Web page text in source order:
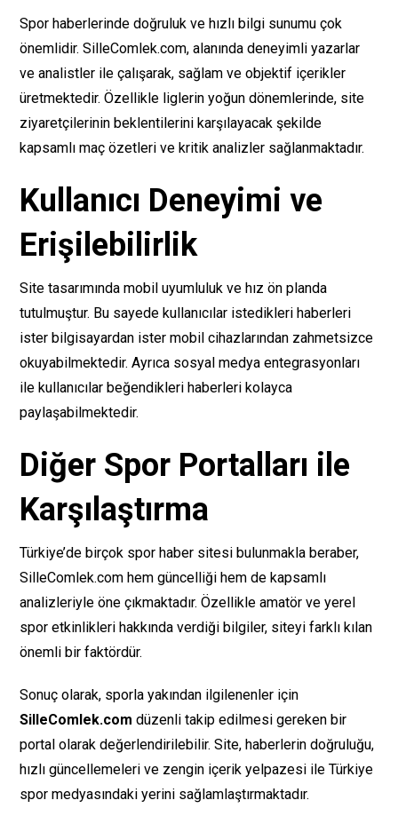
Spor haberlerinde doğruluk ve hızlı bilgi sunumu çok
önemlidir. SilleComlek.com, alanında deneyimli yazarlar
ve analistler ile çalışarak, sağlam ve objektif içerikler
üretmektedir. Özellikle liglerin yoğun dönemlerinde, site
ziyaretçilerinin beklentilerini karşılayacak şekilde
kapsamlı maç özetleri ve kritik analizler sağlanmaktadır.
Kullanıcı Deneyimi ve
Erişilebilirlik
Site tasarımında mobil uyumluluk ve hız ön planda
tutulmuştur. Bu sayede kullanıcılar istedikleri haberleri
ister bilgisayardan ister mobil cihazlarından zahmetsizce
okuyabilmektedir. Ayrıca sosyal medya entegrasyonları
ile kullanıcılar beğendikleri haberleri kolayca
paylaşabilmektedir.
Diğer Spor Portalları ile
Karşılaştırma
Türkiye’de birçok spor haber sitesi bulunmakla beraber,
SilleComlek.com hem güncelliği hem de kapsamlı
analizleriyle öne çıkmaktadır. Özellikle amatör ve yerel
spor etkinlikleri hakkında verdiği bilgiler, siteyi farklı kılan
önemli bir faktördür.
Sonuç olarak, sporla yakından ilgilenenler için
SilleComlek.com düzenli takip edilmesi gereken bir
portal olarak değerlendirilebilir. Site, haberlerin doğruluğu,
hızlı güncellemeleri ve zengin içerik yelpazesi ile Türkiye
spor medyasındaki yerini sağlamlaştırmaktadır.